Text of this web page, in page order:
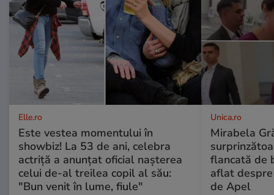
Elle.ro
Este vestea momentului în
showbiz! La 53 de ani, celebra
actriță a anunțat oficial nașterea
celui de-al treilea copil al său:
"Bun venit în lume, fiule"
Unica.ro
Mirabela
flancată de
aflat
de Apel